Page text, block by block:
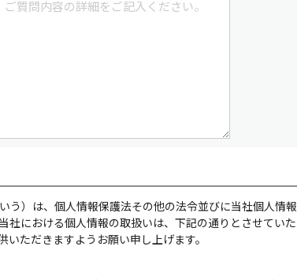
う）は、個人情報保護法その他の法令並びに当社個人情報
社における個人情報の取扱いは、下記の通りとさせていた
ただきますようお願い申し上げます。